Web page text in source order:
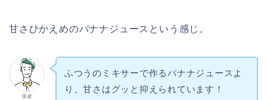
甘さひかえめのバナナジュースという感じ。
筆者
ふつうのミキサーで作るバナナジュースよ
り、甘さはグッと抑えられています！